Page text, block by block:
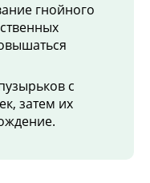
гнойного
с
затем их